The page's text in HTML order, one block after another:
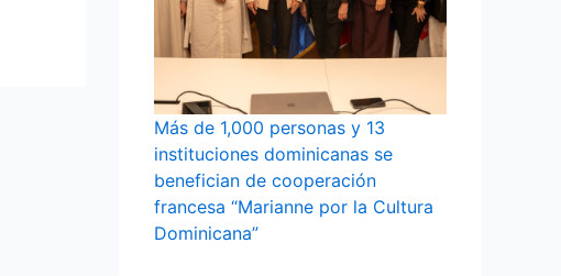
Más de 1,000 personas y 13
instituciones dominicanas se
benefician de cooperación
francesa “Marianne por la Cultura
Dominicana”